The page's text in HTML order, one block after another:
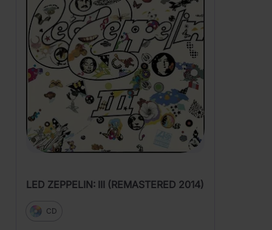
LED ZEPPELIN: III (REMASTERED 2014)
CD